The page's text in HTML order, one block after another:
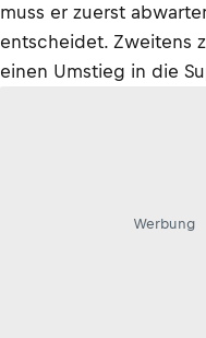
muss er zuerst
entscheidet. Zweitens
einen Umstieg in die
Werbung